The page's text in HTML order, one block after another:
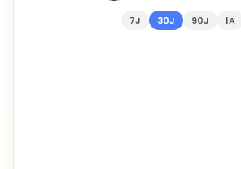
7J 30J 90J 1A